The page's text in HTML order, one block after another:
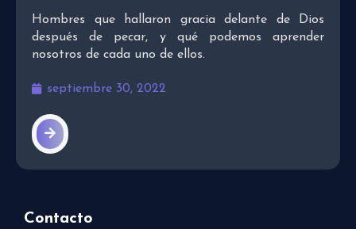
Hombres que hallaron gracia delante de Dios
después de pecar, y qué podemos aprender
nosotros de cada uno de ellos.
septiembre 30, 2022
Contacto